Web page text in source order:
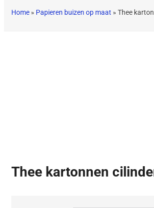
Home » Papieren buizen op maat » Thee
Thee kartonnen